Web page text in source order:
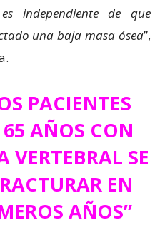
independiente de que
una baja masa ósea”,
PACIENTES
AÑOS CON
VERTEBRAL SE
EN
AÑOS”